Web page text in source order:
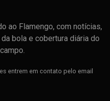
ao Flamengo, com notícias,
bola e cobertura diária do
entrem em contato pelo email